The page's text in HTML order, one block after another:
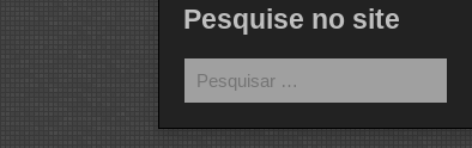
Pesquise no site
por: